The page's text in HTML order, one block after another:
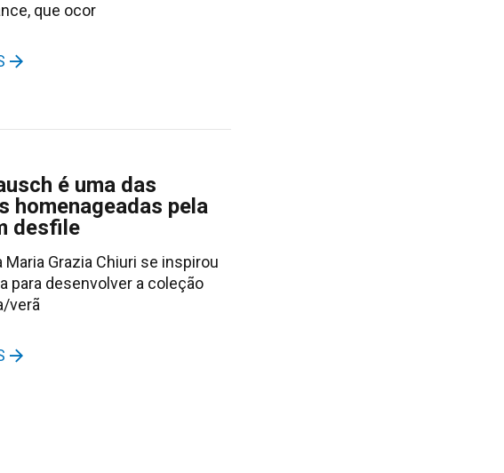
que ocor
é uma das
homenageadas pela
desfile
Grazia Chiuri se inspirou
para desenvolver a coleção
verã